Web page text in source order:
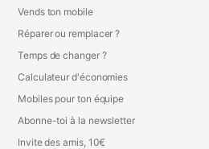
Vends ton mobile
Réparer ou remplacer ?
Temps de changer ?
Calculateur d'économies
Mobiles pour ton équipe
Abonne-toi à la newsletter
Invite des amis, 10€